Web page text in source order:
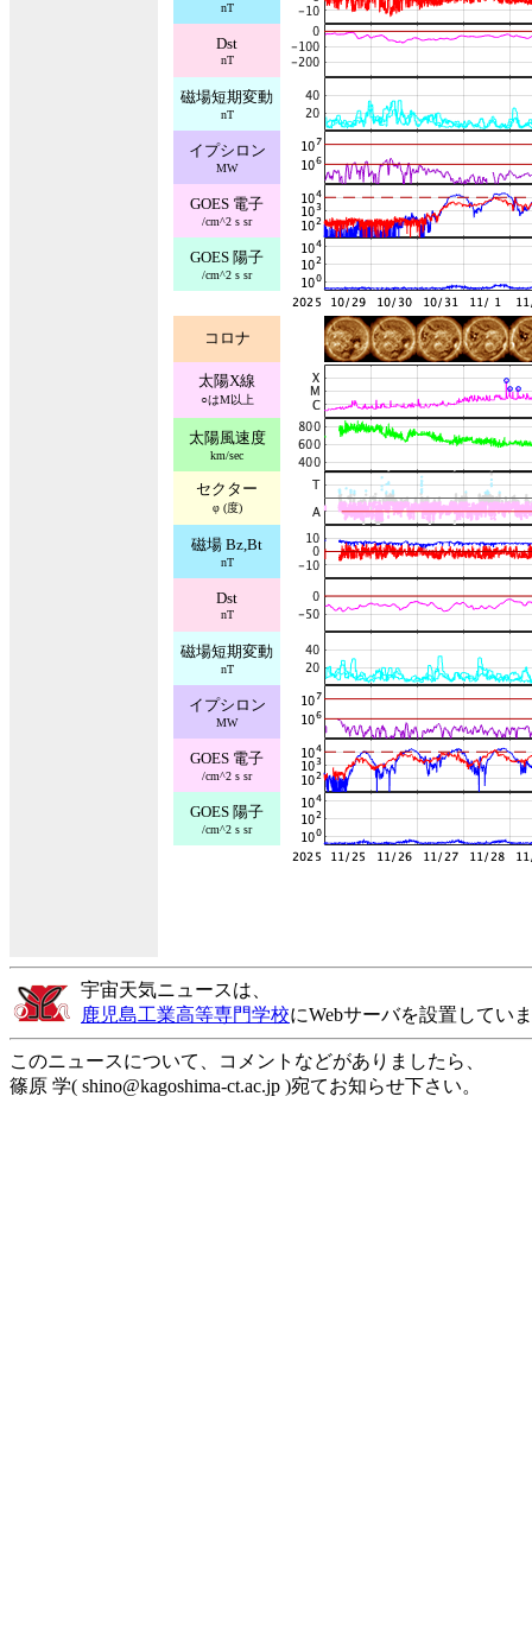
nT
Dst
nT
磁場短期変動
nT
イプシロン
MW
GOES 電子
/cm^2 s sr
GOES 陽子
/cm^2 s sr
コロナ
太陽X線
○はM以上
太陽風速度
km/sec
セクター
φ (度)
磁場 Bz,Bt
nT
Dst
nT
磁場短期変動
nT
イプシロン
MW
GOES 電子
/cm^2 s sr
GOES 陽子
/cm^2 s sr
宇宙天気ニュースは、
鹿児島工業高等専門学校にWebサーバを設置してい
このニュースについて、コメントなどがありましたら、
篠原 学( shino@kagoshima-ct.ac.jp )宛てお知らせ下さい。